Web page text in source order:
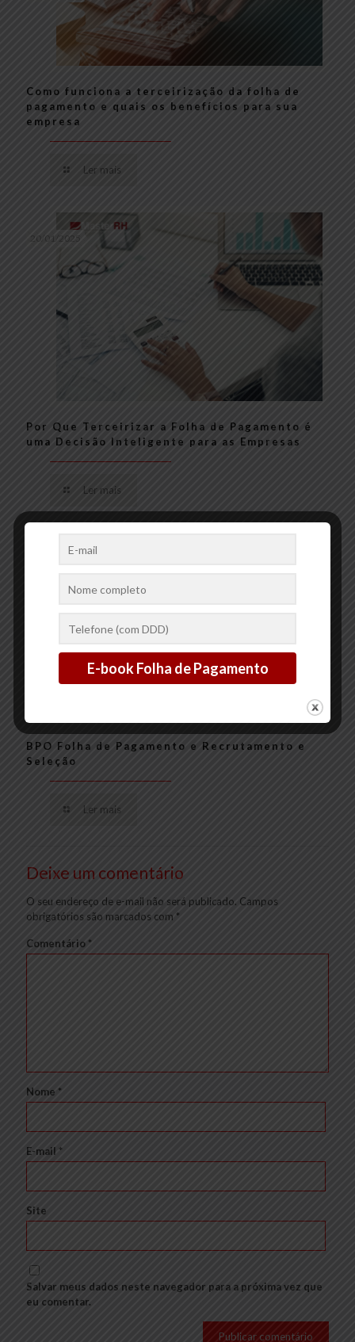
Como funciona a terceirização da folha de
pagamento e quais os benefícios para sua
empresa
Ler mais
20/01/2025
Por Que Terceirizar a Folha de Pagamento é
uma Decisão Inteligente para as Empresas
Ler mais
BPO Folha de Pagamento e Recrutamento e
Seleção
Ler mais
Deixe um comentário
O seu endereço de e-mail não será publicado. Campos
obrigatórios são marcados com *
Comentário*
Nome *
E-mail *
Site
Salvar meus dados neste navegador para a próxima vez que
eu comentar.